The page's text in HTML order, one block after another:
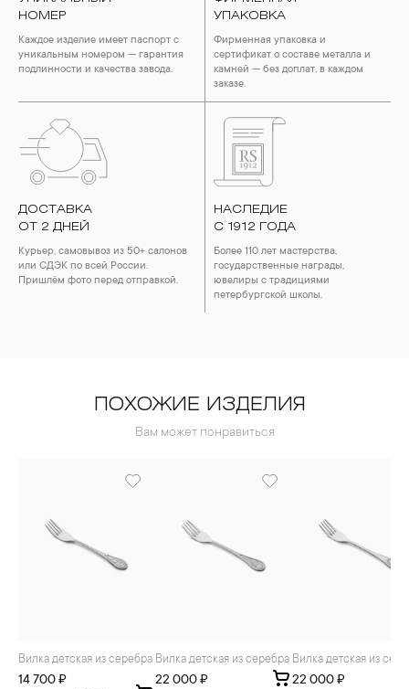
НОМЕР
Каждое изделие имеет паспорт с
уникальным номером — гарантия
подлинности и качества завода.
УПАКОВКА
Фирменная упаковка и
сертификат о составе металла и
камней — без доплат, в каждом
заказе.
ДОСТАВКА
ОТ 2 ДНЕЙ
Курьер, самовывоз из 50+ салонов
или СДЭК по всей России.
Пришлём фото перед отправкой.
НАСЛЕДИЕ
С 1912 ГОДА
Более 110 лет мастерства,
государственные награды,
ювелиры с традициями
петербургской школы.
ПОХОЖИЕ ИЗДЕЛИЯ
Вам может понравиться
Вилка детская из серебра
14 700 ₽
Вилка детская из серебра
22 000 ₽
Вилка детская из
22 000 ₽